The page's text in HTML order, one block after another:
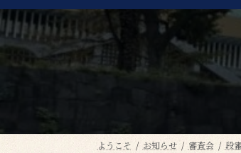
キ
ッ
プ
に
移
動
ようこそ お知らせ 審査会 段